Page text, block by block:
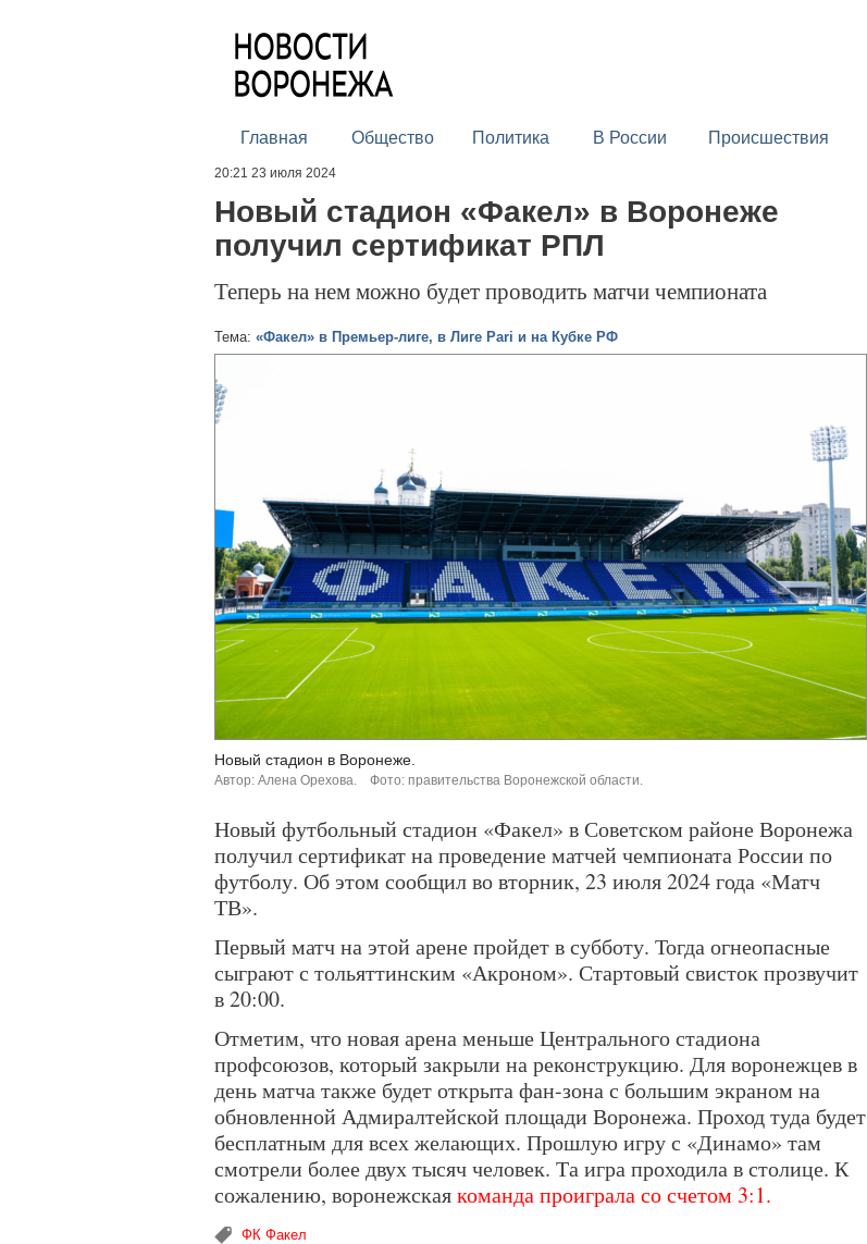
Главная Общество Политика В России Происшествия
20:21 23 июля 2024
Новый стадион «Факел» в Воронеже
получил сертификат РПЛ
Теперь на нем можно будет проводить матчи чемпионата
Тема: «Факел» в Премьер-лиге, в Лиге Pari и на Кубке РФ
Новый стадион в Воронеже.
Автор: Алена Орехова. Фото: правительства Воронежской области.
Новый футбольный стадион «Факел» в Советском районе Воронежа
получил сертификат на проведение матчей чемпионата России по
футболу. Об этом сообщил во вторник, 23 июля 2024 года «Матч
ТВ».
Первый матч на этой арене пройдет в субботу. Тогда огнеопасные
сыграют с тольяттинским «Акроном». Стартовый свисток прозвучит
в 20:00.
Отметим, что новая арена меньше Центрального стадиона
профсоюзов, который закрыли на реконструкцию. Для воронежцев в
день матча также будет открыта фан-зона с большим экраном на
обновленной Адмиралтейской площади Воронежа. Проход туда будет
бесплатным для всех желающих. Прошлую игру с «Динамо» там
смотрели более двух тысяч человек. Та игра проходила в столице. К
сожалению, воронежскаякоманда проиграла со счетом 3:1.
ФК Факел